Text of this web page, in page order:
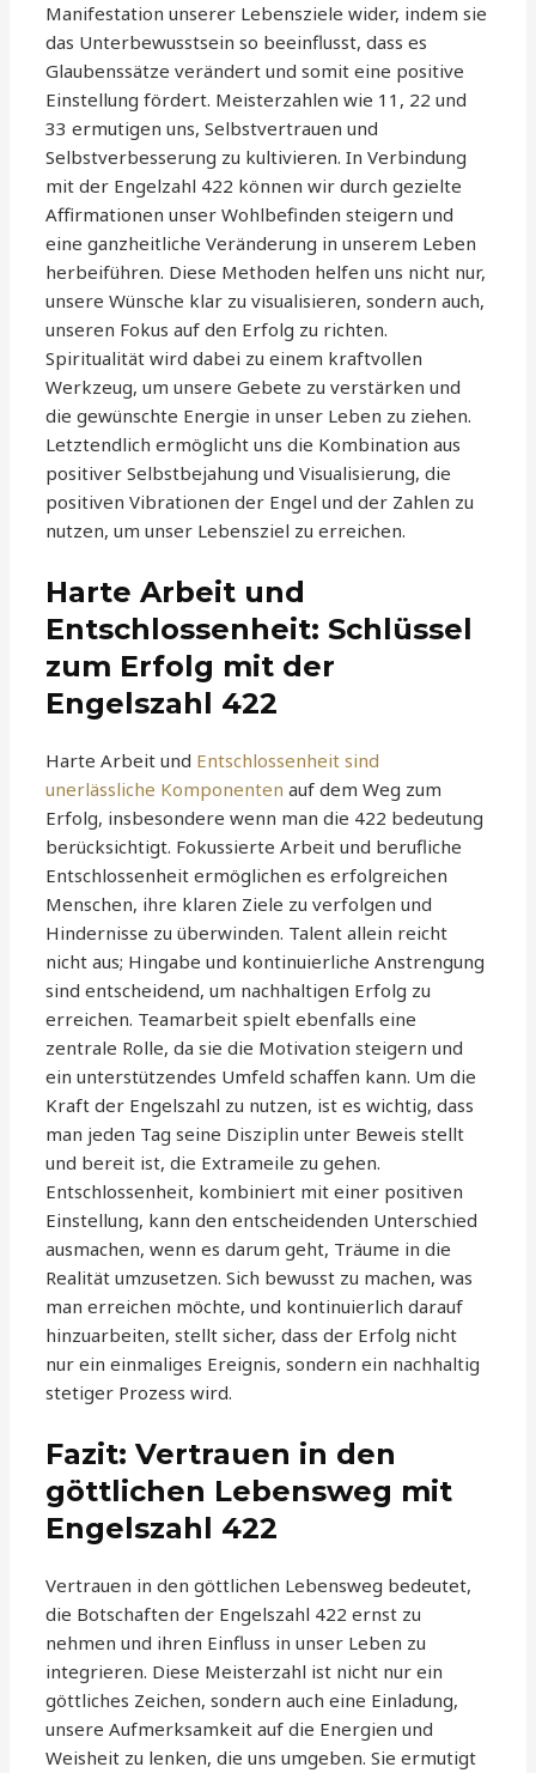
Manifestation unserer Lebensziele wider, indem sie
das Unterbewusstsein so beeinflusst, dass es
Glaubenssätze verändert und somit eine positive
Einstellung fördert. Meisterzahlen wie 11, 22 und
33 ermutigen uns, Selbstvertrauen und
Selbstverbesserung zu kultivieren. In Verbindung
mit der Engelzahl 422 können wir durch gezielte
Affirmationen unser Wohlbefinden steigern und
eine ganzheitliche Veränderung in unserem Leben
herbeiführen. Diese Methoden helfen uns nicht nur,
unsere Wünsche klar zu visualisieren, sondern auch,
unseren Fokus auf den Erfolg zu richten.
Spiritualität wird dabei zu einem kraftvollen
Werkzeug, um unsere Gebete zu verstärken und
die gewünschte Energie in unser Leben zu ziehen.
Letztendlich ermöglicht uns die Kombination aus
positiver Selbstbejahung und Visualisierung, die
positiven Vibrationen der Engel und der Zahlen zu
nutzen, um unser Lebensziel zu erreichen.
Harte Arbeit und
Entschlossenheit: Schlüssel
zum Erfolg mit der
Engelszahl 422
Harte Arbeit und Entschlossenheit sind
unerlässliche Komponenten auf dem Weg zum
Erfolg, insbesondere wenn man die 422 bedeutung
berücksichtigt. Fokussierte Arbeit und berufliche
Entschlossenheit ermöglichen es erfolgreichen
Menschen, ihre klaren Ziele zu verfolgen und
Hindernisse zu überwinden. Talent allein reicht
nicht aus; Hingabe und kontinuierliche Anstrengung
sind entscheidend, um nachhaltigen Erfolg zu
erreichen. Teamarbeit spielt ebenfalls eine
zentrale Rolle, da sie die Motivation steigern und
ein unterstützendes Umfeld schaffen kann. Um die
Kraft der Engelszahl zu nutzen, ist es wichtig, dass
man jeden Tag seine Disziplin unter Beweis stellt
und bereit ist, die Extrameile zu gehen.
Entschlossenheit, kombiniert mit einer positiven
Einstellung, kann den entscheidenden Unterschied
ausmachen, wenn es darum geht, Träume in die
Realität umzusetzen. Sich bewusst zu machen, was
man erreichen möchte, und kontinuierlich darauf
hinzuarbeiten, stellt sicher, dass der Erfolg nicht
nur ein einmaliges Ereignis, sondern ein nachhaltig
stetiger Prozess wird.
Fazit: Vertrauen in den
göttlichen Lebensweg mit
Engelszahl 422
Vertrauen in den göttlichen Lebensweg bedeutet,
die Botschaften der Engelszahl 422 ernst zu
nehmen und ihren Einfluss in unser Leben zu
integrieren. Diese Meisterzahl ist nicht nur ein
göttliches Zeichen, sondern auch eine Einladung,
unsere Aufmerksamkeit auf die Energien und
Weisheit zu lenken, die uns umgeben. Sie ermutigt